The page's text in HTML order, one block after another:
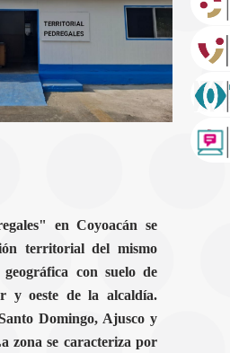
en Coyoacán se
territorial del mismo
con suelo de
y oeste de la alcaldía.
Domingo, Ajusco y
zona se caracteriza por